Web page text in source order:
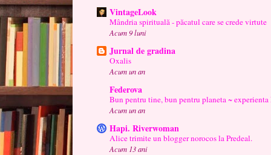
VintageLook
Mândria spirituală - păcatul care se crede virtute
Acum 9 luni
Jurnal de gradina
Oxalis
Acum un an
Federova
Bun pentru tine, bun pentru planeta ~ experienta
Acum un an
Hapi. Riverwoman
Alice trimite un blogger norocos la Predeal.
Acum 13 ani